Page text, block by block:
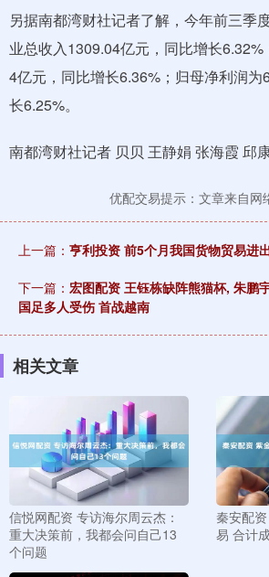
另据南都湾财社记者了解，今年前三季
业总收入1309.04亿元，同比增长
4亿元，同比增长6.36%；归母净利润为
长6.25%。
南都湾财社记者 贝贝 王静娟 张海霞 邱
优配交易提示：文章来自网
上一篇： 亨利投资 前5个月我国货物贸易进
下一篇： 宏图配资 王钰栋缺阵熊猫杯, 朱鹏
国足多人受伤 首战越南
相关文章
信悦网配资 专访海尔周云杰：
重大决策前，我都会问自己13
个问题
秦安配
易 合计